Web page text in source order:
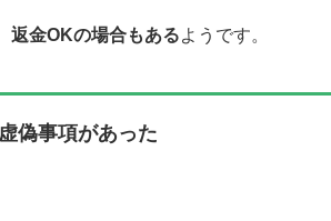
返金OKの場合もあるようです。
偽事項があった